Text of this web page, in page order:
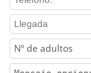
adults
contact_message